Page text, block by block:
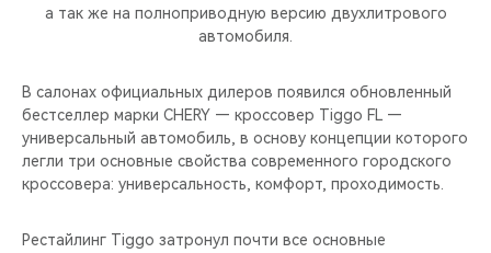
НОВИНКИ
ПОДДЕРЖКА
CHERY В СОЦСЕТЯХ
БЛАГОТВОРИТЕЛЬНОСТЬ
CHERY REMOTE
CHERY И СПОРТ
а так же на полноприводную версию двухлитрового
автомобиля.
В салонах официальных дилеров появился обновленный
бестселлер марки CHERY — кроссовер Tiggo FL —
универсальный автомобиль, в основу концепции которого
легли три основные свойства современного городского
кроссовера: универсальность, комфорт, проходимость.
Рестайлинг Tiggo затронул почти все основные